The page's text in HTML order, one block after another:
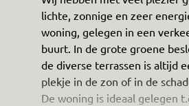
lichte, zonnige en zeer
woning, gelegen in een
buurt. In de grote groene
de diverse terrassen is altijd
plekje in de zon of in de
De woning is ideaal gelegen